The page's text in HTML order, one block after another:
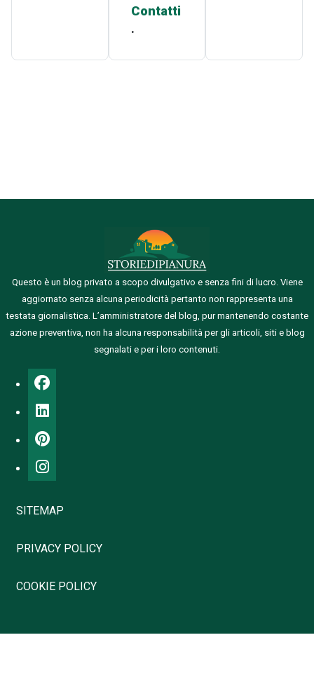
Contatti
.
Questo è un blog privato a scopo divulgativo e senza fini di lucro. Viene
aggiornato senza alcuna periodicità pertanto non rappresenta una
testata giornalistica. L’amministratore del blog, pur mantenendo costante
azione preventiva, non ha alcuna responsabilità per gli articoli, siti e blog
segnalati e per i loro contenuti.
SITEMAP
PRIVACY POLICY
COOKIE POLICY